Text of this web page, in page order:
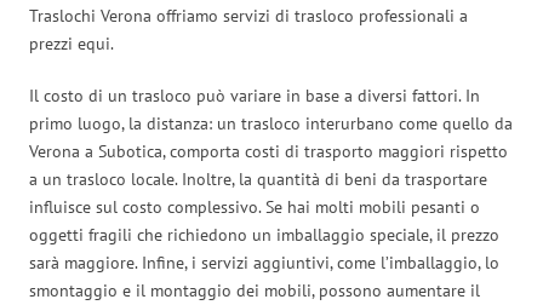
Traslochi Verona offriamo servizi di trasloco professionali a
prezzi equi.
Il costo di un trasloco può variare in base a diversi fattori. In
primo luogo, la distanza: un trasloco interurbano come quello da
Verona a Subotica, comporta costi di trasporto maggiori rispetto
a un trasloco locale. Inoltre, la quantità di beni da trasportare
influisce sul costo complessivo. Se hai molti mobili pesanti o
oggetti fragili che richiedono un imballaggio speciale, il prezzo
sarà maggiore. Infine, i servizi aggiuntivi, come l’imballaggio, lo
smontaggio e il montaggio dei mobili, possono aumentare il